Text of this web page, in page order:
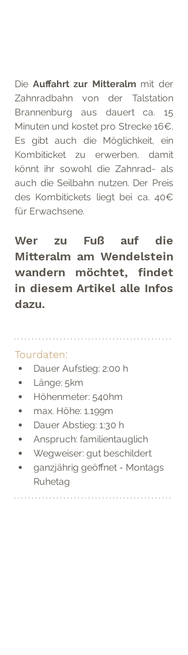
Die Auffahrt zur Mitteralm mit der
Zahnradbahn von der Talstation
Brannenburg aus dauert ca. 15
Minuten und kostet pro Strecke 16€.
Es gibt auch die Möglichkeit, ein
Kombiticket zu erwerben, damit
könnt ihr sowohl die Zahnrad- als
auch die Seilbahn nutzen. Der Preis
des Kombitickets liegt bei ca. 40€
für Erwachsene.
Wer zu Fuß auf die
Mitteralm am Wendelstein
wandern möchtet, findet
in diesem Artikel alle Infos
dazu.
Tourdaten:
Dauer Aufstieg: 2:00 h
Länge: 5km
Höhenmeter: 540hm
max. Höhe: 1.199m
Dauer Abstieg: 1:30 h
Anspruch: familientauglich
Wegweiser: gut beschildert
ganzjährig geöffnet - Montags
Ruhetag